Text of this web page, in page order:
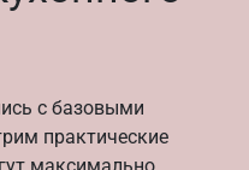
с базовыми
практические